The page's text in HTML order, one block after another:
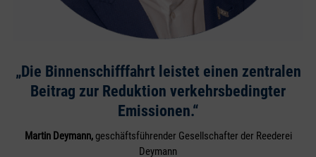
„Die Binnenschifffahrt leistet einen zentralen
Beitrag zur Reduktion verkehrsbedingter
Emissionen.“
Martin Deymann, geschäftsführender Gesellschafter der Reederei
Deymann